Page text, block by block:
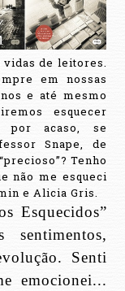
vidas de leitores.
em nossas
e até mesmo
esquecer
por acaso, se
Snape, de
Tenho
não me esqueci
e Alicia Gris.
Esquecidos”
Senti
emocionei...